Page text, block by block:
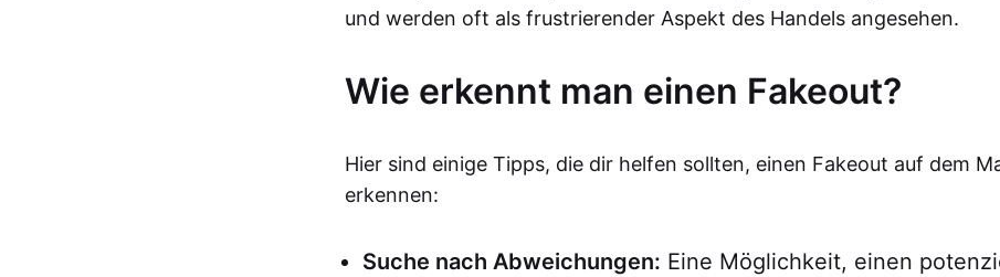
und werden oft als frustrierender Aspekt des Handels angesehen.
Wie erkennt man einen Fakeout?
Hier sind einige Tipps, die dir helfen sollten, einen Fakeout auf dem
erkennen:
Suche nach Abweichungen: Eine Möglichkeit, einen